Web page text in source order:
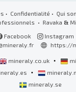
• Confidentialité • Qui
• Ravaka &
Facebook Instagram
https://
mineraly.co.uk •
•
mineraly.se